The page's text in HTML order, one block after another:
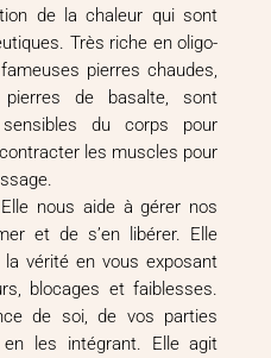
de la chaleur qui sont
Très riche en oligo-
pierres chaudes,
de basalte, sont
du corps pour
les muscles pour
nous aide à gérer nos
et de s’en libérer. Elle
vérité en vous exposant
blocages et faiblesses.
de soi, de vos parties
les intégrant. Elle agit